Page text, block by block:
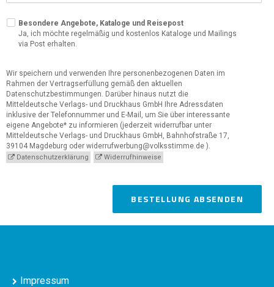
Besondere Angebote, Kataloge und Reisepost
Ja, ich möchte regelmäßig und kostenlos Kataloge und Mailings
via Post erhalten.
Wir speichern und verwenden Ihre personenbezogenen Daten im
Rahmen der Vertragserfüllung gemäß den aktuellen
Datenschutzbestimmungen. Darüber hinaus nutzt die
Mitteldeutsche Verlags- und Druckhaus GmbH Ihre Adressdaten
inklusive der Telefonnummer und E-Mail, um Sie über interessante
eigene Angebote* zu informieren (jederzeit widerrufbar unter
Mitteldeutsche Verlags- und Druckhaus GmbH, Bahnhofstraße 17,
39104 Magdeburg oder widerrufwerbung@volksstimme.de ).
Datenschutzerklärung Widerrufhinweise
BESTELLUNG ABSENDEN
Impressum